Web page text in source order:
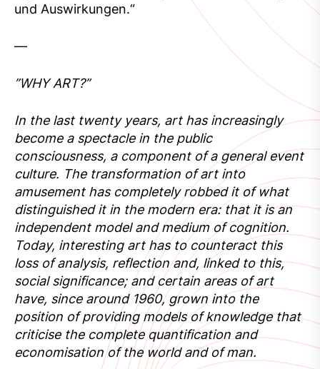
und Auswirkungen.“
—
”WHY ART?”
In the last twenty years, art has increasingly
become a spectacle in the public
consciousness, a component of a general event
culture. The transformation of art into
amusement has completely robbed it of what
distinguished it in the modern era: that it is an
independent model and medium of cognition.
Today, interesting art has to counteract this
loss of analysis, reflection and, linked to this,
social significance; and certain areas of art
have, since around 1960, grown into the
position of providing models of knowledge that
criticise the complete quantification and
economisation of the world and of man.